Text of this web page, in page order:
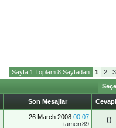
Sayfa 1 Toplam 8 Sayfadan 1 2 3
Son Mesajlar
26 March 2008 00:07
tamerr89
0